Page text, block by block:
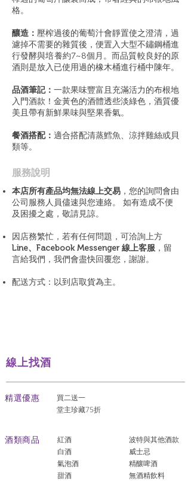
格。
釀造： 壓榨過後的葡萄汁會靜置使之澄清，過
濾掉不需要的雜質後，便置入大型不鏽鋼桶進
行發酵與培養約7~8個月。而品質較良好的原
酒則是放入已使用過的橡木桶進行桶中陳年。
品酒筆記： 一款果味豐富且充滿活力的布根地
入門酒款！金黃色的酒體透些淡綠色，酒質優
美且帶有新鮮果味與堅果香氣。
餐酒搭配： 適合搭配清蒸鱈魚、涼拌雞絲或貝
類等。
​服務說明
本店所有產品均無法線上交易 ，您的詢問會由
公司服務人員儘速與您連絡。 如有造成不便
及困擾之處，敬請見諒。
因店務繁忙，若有任何問題，可洽詢上方
Line、Facebook Messenger 線上客服 ，留
言給我們，我們會盡快回覆您，謝謝。
配送方式：以到店取貨為主。
線上找酒
​精選優惠
買二送一
堂主珍藏75折
酒類商品
紅酒
白酒
氣泡酒
​甜酒
波特與其他酒款
威士忌
精釀啤酒
​無酒精飲料